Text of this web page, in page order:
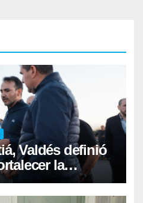
Valdés definió
la